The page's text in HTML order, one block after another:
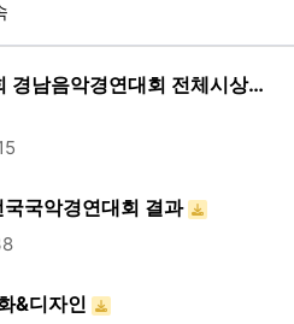
경남음악경연대회 전체시상…
국악경연대회 결과
&디자인